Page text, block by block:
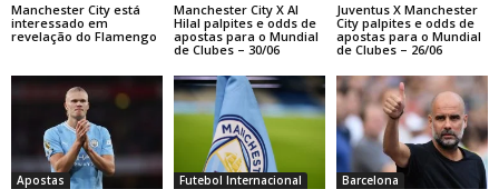
Manchester City está
interessado em
revelação do Flamengo
Manchester City X Al
Hilal palpites e odds de
apostas para o Mundial
de Clubes – 30/06
Juventus X Manchester
City palpites e odds de
apostas para o Mundial
de Clubes – 26/06
Apostas Futebol Internacional Barcelona